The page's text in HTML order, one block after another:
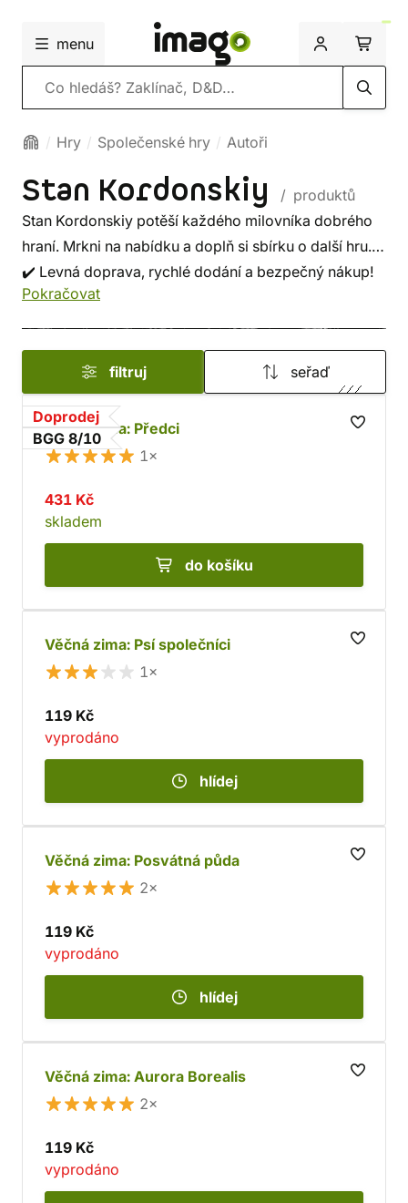
menu
Vyhledávání
Hry Společenské hry Autoři
Stan Kordonskiy
/ produktů
Stan Kordonskiy potěší každého milovníka dobrého
hraní. Mrkni na nabídku a doplň si sbírku o další hru.
✔️ Levná doprava, rychlé dodání a bezpečný nákup!
Pokračovat
filtruj seřaď
Doprodej
BGG 8/10
Věčná zima: Předci
1×
431 Kč
skladem
do košíku
Věčná zima: Psí společníci
1×
119 Kč
vyprodáno
hlídej
Věčná zima: Posvátná půda
2×
119 Kč
vyprodáno
hlídej
Věčná zima: Aurora Borealis
2×
119 Kč
vyprodáno